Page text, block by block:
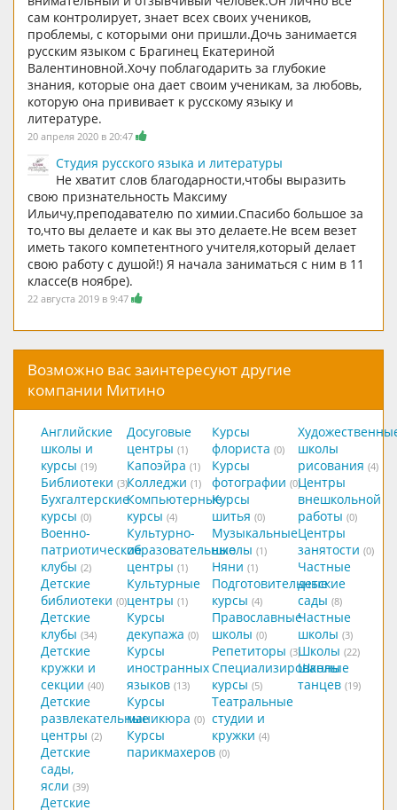
сам контролирует, знает всех своих учеников,
проблемы, с которыми они пришли.Дочь занимается
русским языком с Брагинец Екатериной
Валентиновной.Хочу поблагодарить за глубокие
знания, которые она дает своим ученикам, за любовь,
которую она прививает к русскому языку и
литературе.
20 апреля 2020 в 20:47
Студия русского языка и литературы
Не хватит слов благодарности,чтобы выразить
свою признательность Максиму
Ильичу,преподавателю по химии.Спасибо большое за
то,что вы делаете и как вы это делаете.Не всем везет
иметь такого компетентного учителя,который делает
свою работу с душой!) Я начала заниматься с ним в 11
классе(в ноябре).
22 августа 2019 в 9:47
Возможно вас заинтересуют другие
компании Митино
Английские
школы и
курсы (19)
Библиотеки (3)
Бухгалтерские
курсы (0)
Военно-
патриотические
клубы (2)
Детские
библиотеки (0)
Детские
клубы (34)
Детские
кружки и
секции (40)
Детские
развлекательные
центры (2)
Детские
сады,
ясли (39)
Детские
Досуговые
центры (1)
Капоэйра (1)
Колледжи (1)
Компьютерные
курсы (4)
Культурно-
образовательные
центры (1)
Культурные
центры (1)
Курсы
декупажа (0)
Курсы
иностранных
языков (13)
Курсы
маникюра (0)
Курсы
парикмахеров (0)
Курсы
флориста (0)
Курсы
фотографии (0)
Курсы
шитья (0)
Музыкальные
школы (1)
Няни (1)
Подготовительные
курсы (4)
Православные
школы (0)
Репетиторы (3)
Специализированные
курсы (5)
Театральные
студии и
кружки (4)
школы
рисования (4)
Центры
внешкольной
работы (0)
Центры
занятости (0)
Частные
детские
сады (8)
Частные
школы (3)
Школы (22)
Школы
танцев (19)